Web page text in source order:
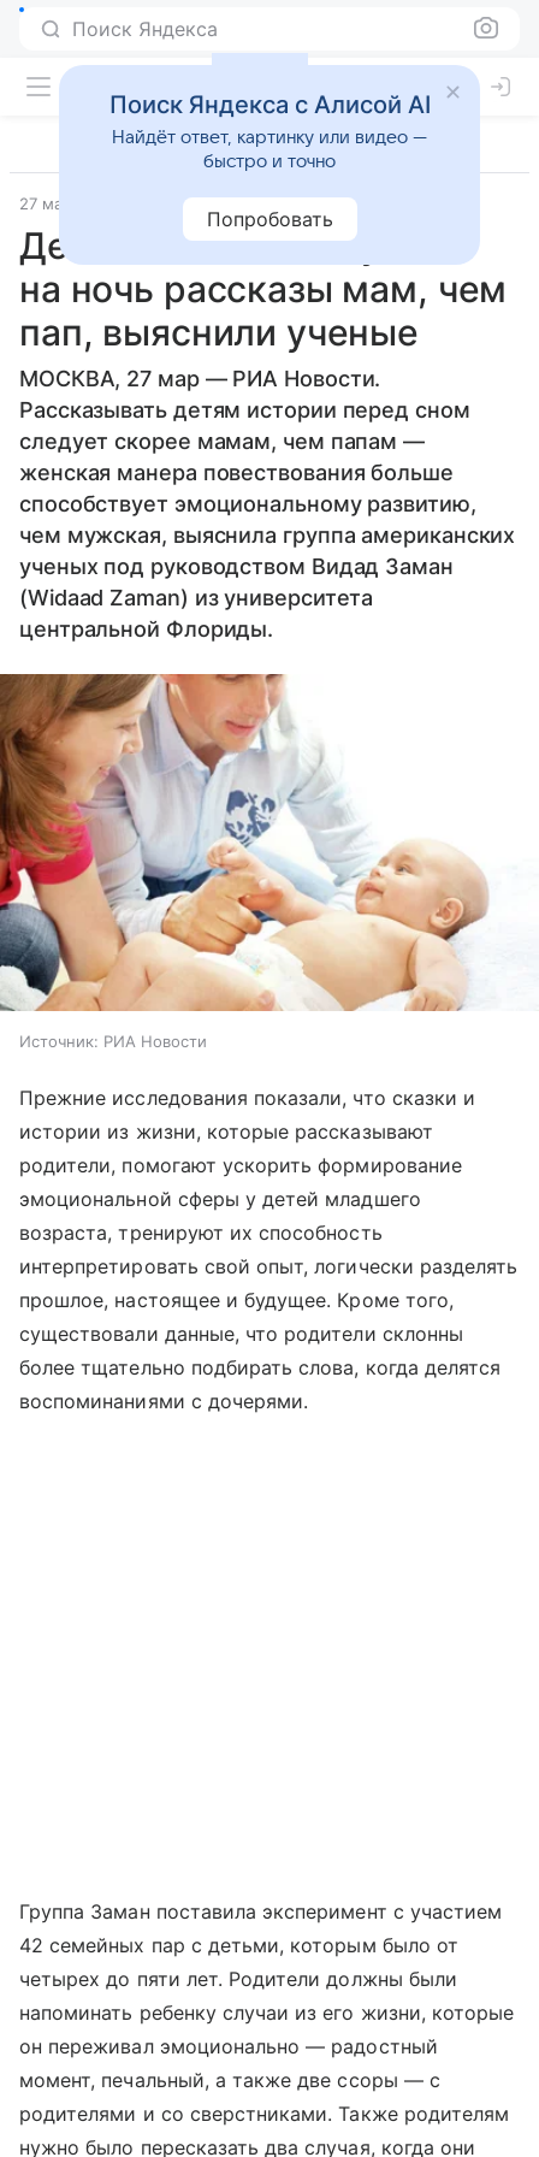
Поиск Яндекса
27 марта 2013
Детям полезнее слушать
на ночь рассказы мам, чем
пап, выяснили ученые
МОСКВА, 27 мар — РИА Новости.
Рассказывать детям истории перед сном
следует скорее мамам, чем папам —
женская манера повествования больше
способствует эмоциональному развитию,
чем мужская, выяснила группа американских
ученых под руководством Видад Заман
(Widaad Zaman) из университета
центральной Флориды.
Источник: РИА Новости
Прежние исследования показали, что сказки и
истории из жизни, которые рассказывают
родители, помогают ускорить формирование
эмоциональной сферы у детей младшего
возраста, тренируют их способность
интерпретировать свой опыт, логически разделять
прошлое, настоящее и будущее. Кроме того,
существовали данные, что родители склонны
более тщательно подбирать слова, когда делятся
воспоминаниями с дочерями.
Группа Заман поставила эксперимент с участием
42 семейных пар с детьми, которым было от
четырех до пяти лет. Родители должны были
напоминать ребенку случаи из его жизни, которые
он переживал эмоционально — радостный
момент, печальный, а также две ссоры — с
родителями и со сверстниками. Также родителям
нужно было пересказать два случая, когда они
Поиск Яндекса с Алисой AI
Найдёт ответ, картинку или видео —
быстро и точно
Попробовать